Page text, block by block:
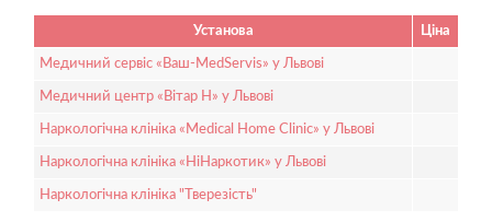
Установа Ціна
Медичний сервіс «Ваш-MedServis» у Львові
Медичний центр «Вітар Н» у Львові
Наркологічна клініка «Medical Home Clinic» у Львові
Наркологічна клініка «НіНаркотик» у Львові
Наркологічна клініка "Тверезість"